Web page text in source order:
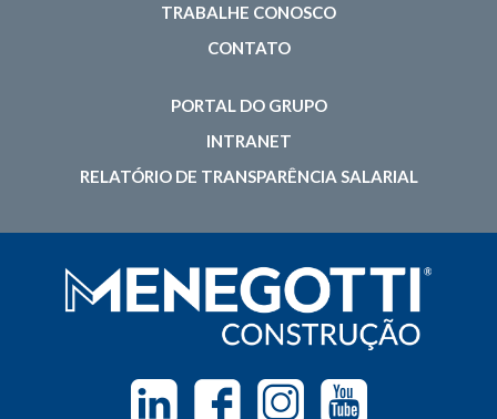
TRABALHE CONOSCO
CONTATO
PORTAL DO GRUPO
INTRANET
RELATÓRIO DE TRANSPARÊNCIA SALARIAL
Linkedin FacebookInstagramYoutube